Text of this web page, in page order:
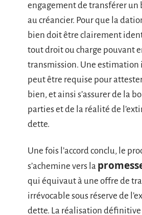
engagement de transférer un
au créancier. Pour que la
bien doit être clairement
tout droit ou charge pouvant
transmission. Une
peut être requise pour
bien, et ainsi s’assurer de la
parties et de la réalité de
dette.
Une fois l’accord conclu, le
s’achemine vers la
qui équivaut à une offre de
irrévocable sous réserve de
dette. La réalisation